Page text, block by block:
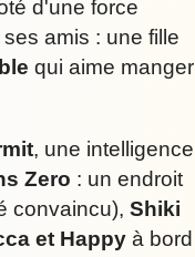
d'une force
amis : une fille
qui aime manger
, une intelligence
Zero : un endroit
convaincu), Shiki
et Happy à bord